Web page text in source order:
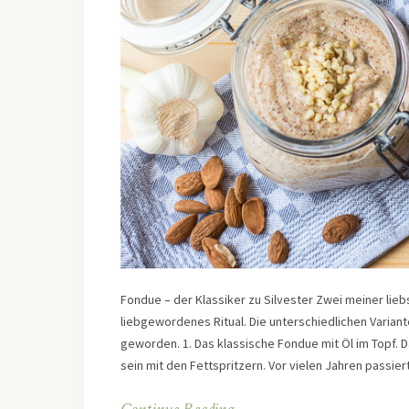
Fondue – der Klassiker zu Silvester Zwei meiner
liebgewordenes Ritual. Die unterschiedlichen
geworden. 1. Das klassische Fondue mit Öl im
sein mit den Fettspritzern. Vor vielen Jahren